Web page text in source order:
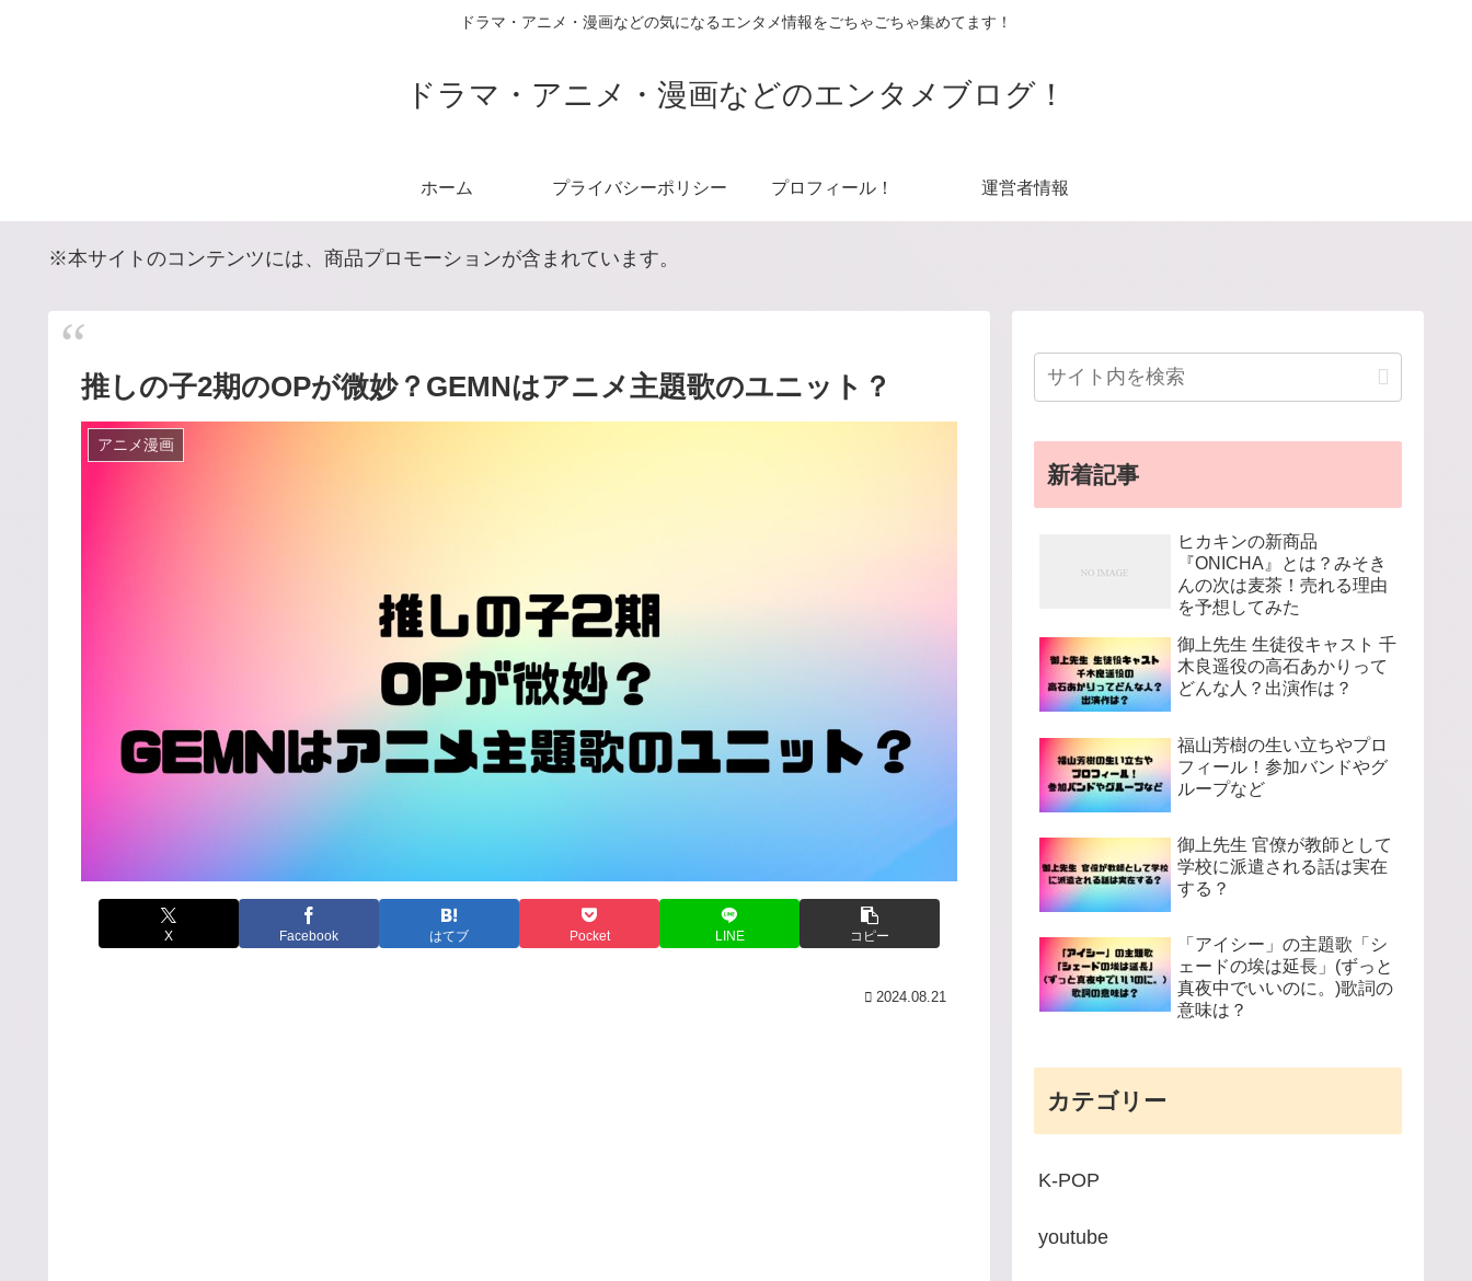
ドラマ・アニメ・漫画などの気になるエンタメ情報をごちゃごちゃ集めてます！
ドラマ・アニメ・漫画などのエンタメブログ！
ホーム プライバシーポリシー プロフィール！ 運営者情報
※本サイトのコンテンツには、商品プロモーションが含まれています。
推しの子2期のOPが微妙？GEMNはアニメ主題歌のユニット？
アニメ漫画
X Facebook はてブ Pocket LINE コピー
2024.08.21
新着記事
ヒカキンの新商品
『ONICHA』とは？みそき
んの次は麦茶！売れる理由
を予想してみた
御上先生 生徒役キャスト 千
木良遥役の高石あかりって
どんな人？出演作は？
福山芳樹の生い立ちやプロ
フィール！参加バンドやグ
ループなど
御上先生 官僚が教師として
学校に派遣される話は実在
する？
「アイシー」の主題歌「シ
ェードの埃は延長」(ずっと
真夜中でいいのに。)歌詞の
意味は？
カテゴリー
K-POP
youtube